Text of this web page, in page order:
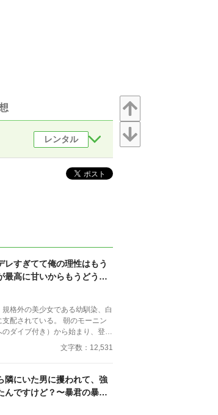
レンタル
レすぎてて俺の理性はもう
最高に甘いからもうどうで
格外の美少女である幼馴染、白
ている。 朝のモーニン
ダイブ付き）から始まり、登校
あーん」が義務付けられた手作
ブラブっぷりだが、悠太はこれ
相手なんだもん！」と、葵のデ
一途。周囲の冷やかしや、葵を
シャーが高まる中、悠太の**
はついに限界を迎える。 この
文字数：12,531
隣にいた男に攫われて、強
んですけど？〜暴君の暴君